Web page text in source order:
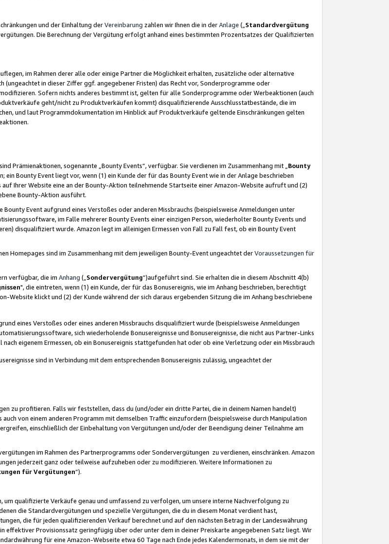
und der Einhaltung derVereinbarung zahlen wir Ihnen die in derAnlage („ Standardvergütung
Die Berechnung der Vergütung erfolgt anhand eines bestimmten Prozentsatzes der Qualifizierten
im Rahmen derer alle oder einige Partner die Möglichkeit erhalten, zusätzliche oder alternative
(ungeachtet in dieser Ziffer ggf. angegebener Fristen) das Recht vor, Sonderprogramme oder
Sofern nichts anderes bestimmt ist, gelten für alle Sonderprogramme oder Werbeaktionen (auch
geht/nicht zu Produktverkäufen kommt) disqualifizierende Ausschlusstatbestände, die im
und laut Programmdokumentation im Hinblick auf Produktverkäufe geltende Einschränkungen gelten
Prämienaktionen, sogenannte „Bounty Events“, verfügbar. Sie verdienen im Zusammenhang mit „ Bounty
ein Bounty Event liegt vor, wenn (1) ein Kunde der für das Bounty Event wie in der Anlage beschrieben
Ihrer Website eine an der Bounty-Aktion teilnehmende Startseite einer Amazon-Website aufruft und (2)
Bounty-Aktion ausführt.
Event aufgrund eines Verstoßes oder anderen Missbrauchs (beispielsweise Anmeldungen unter
im Falle mehrerer Bounty Events einer einzigen Person, wiederholter Bounty Events und
disqualifiziert wurde. Amazon legt im alleinigen Ermessen von Fall zu Fall fest, ob ein Bounty Event
Homepages sind im Zusammenhang mit dem jeweiligen Bounty-Event ungeachtet derVoraussetzungen für
verfügbar, die im Anhang („ Sondervergütung“)aufgeführt sind. Sie erhalten die in diesem Abschnitt 4(b)
", die eintreten, wenn (1) ein Kunde, der für das Bonusereignis, wie im Anhang beschrieben, berechtigt
Website klickt und (2) der Kunde während der sich daraus ergebenden Sitzung die im Anhang beschriebene
eines Verstoßes oder eines anderen Missbrauchs disqualifiziert wurde (beispielsweise Anmeldungen
sich wiederholende Bonusereignisse und Bonusereignisse, die nicht aus Partner-Links
eigenem Ermessen, ob ein Bonusereignis stattgefunden hat oder ob eine Verletzung oder ein Missbrauch
sind in Verbindung mit dem entsprechenden Bonusereignis zulässig, ungeachtet der
zu profitieren. Falls wir feststellen, dass du (und/oder ein dritte Partei, die in deinem Namen handelt)
von einem anderen Programm mit demselben Traffic einzufordern (beispielsweise durch Manipulation
einschließlich der Einbehaltung von Vergütungen und/oder der Beendigung deiner Teilnahme am
im Rahmen des Partnerprogramms oder Sondervergütungen zu verdienen, einschränken. Amazon
jederzeit ganz oder teilweise aufzuheben oder zu modifizieren. Weitere Informationen zu
für Vergütungen“).
qualifizierte Verkäufe genau und umfassend zu verfolgen, um unsere interne Nachverfolgung zu
die Standardvergütungen und spezielle Vergütungen, die du in diesem Monat verdient hast,
die für jeden qualifizierenden Verkauf berechnet und auf den nächsten Betrag in der Landeswährung
effektiver Provisionssatz geringfügig über oder unter dem in deiner Preiskarte angegebenen Satz liegt. Wir
für eine Amazon-Webseite etwa 60 Tage nach Ende jedes Kalendermonats, in dem sie mit der